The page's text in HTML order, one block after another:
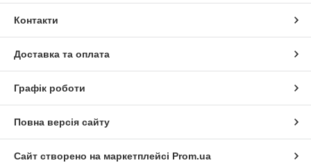
Контакти
Доставка та оплата
Графік роботи
Повна версія сайту
Сайт створено на маркетплейсі Prom.ua